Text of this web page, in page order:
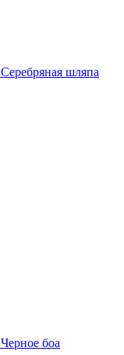
Серебряная шляпа
Черное боа